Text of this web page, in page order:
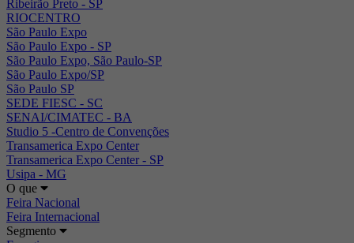
Ribeirão Preto - SP
RIOCENTRO
São Paulo Expo
São Paulo Expo - SP
São Paulo Expo, São Paulo-SP
São Paulo Expo/SP
São Paulo SP
SEDE FIESC - SC
SENAI/CIMATEC - BA
Studio 5 -Centro de Convenções
Transamerica Expo Center
Transamerica Expo Center - SP
Usipa - MG
O que
Feira Nacional
Feira Internacional
Segmento